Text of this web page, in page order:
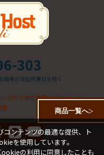
商品一覧へ
303
等の当社休業日を除く
合わせ特定商取引法について
要
ンテンツの最適な提供、ト
を使用しています。
の利用に同意したことも